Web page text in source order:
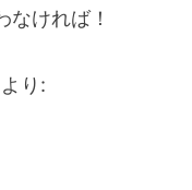
なければ！
より: